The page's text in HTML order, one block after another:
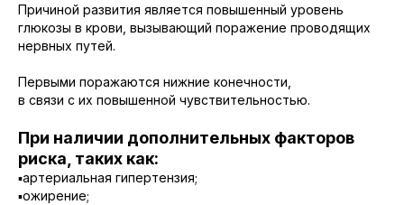
Причиной развития является повышенный уровень
глюкозы в крови, вызывающий поражение проводящих
нервных путей.
Первыми поражаются нижние конечности,
в связи с их повышенной чувствительностью.
При наличии дополнительных факторов
риска, таких как:
▪️артериальная гипертензия;
▪️ожирение;